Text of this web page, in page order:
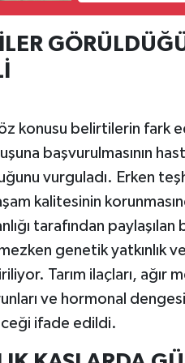
konusu belirtilerin fark
başvurulmasının
vurguladı. Erken
kalitesinin
tarafından
genetik yatkınlık
Tarım ilaçları, ağır
ve hormonal
ifade edildi.